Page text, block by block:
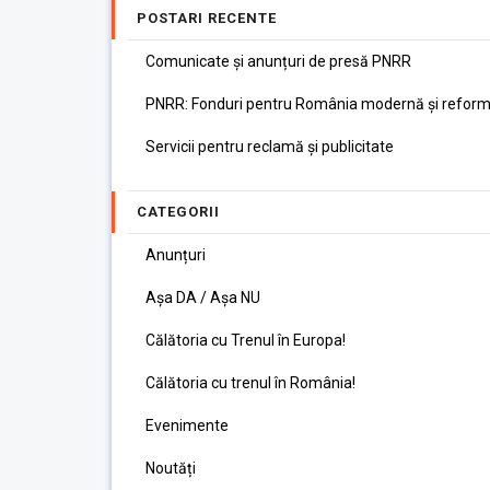
POSTARI RECENTE
Comunicate și anunțuri de presă PNRR
PNRR: Fonduri pentru România modernă și
Servicii pentru reclamă și publicitate
CATEGORII
Anunțuri
Așa DA / Așa NU
Călătoria cu Trenul în Europa!
Călătoria cu trenul în România!
Evenimente
Noutăți